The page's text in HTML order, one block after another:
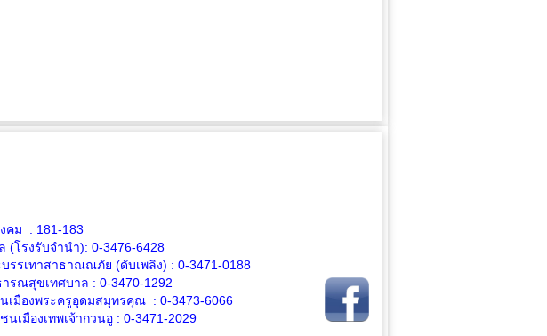
คม : 181-183
(โรงรับจำนำ): 0-3476-6428
รรเทาสาธาณณภัย (ดับเพลิง) : 0-3471-0188
รณสุขเทศบาล : 0-3470-1292
เมืองพระครูอุดมสมุทรคุณ : 0-3473-6066
เมืองเทพเจ้ากวนอู : 0-3471-2029